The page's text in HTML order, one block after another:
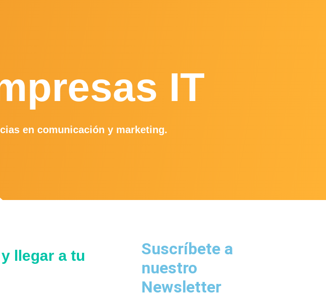
IT
en comunicación y marketing.
llegar a tu
Suscríbete a
nuestro
Newsletter